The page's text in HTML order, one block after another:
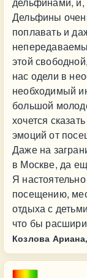
Дельфины
поплавать и
этой
нас одели в
необходимый
большой
хочется
эмоций от
Даже на
в Москве, да
Я
посещению,
отдыха с
что бы
Козлова Ариана,